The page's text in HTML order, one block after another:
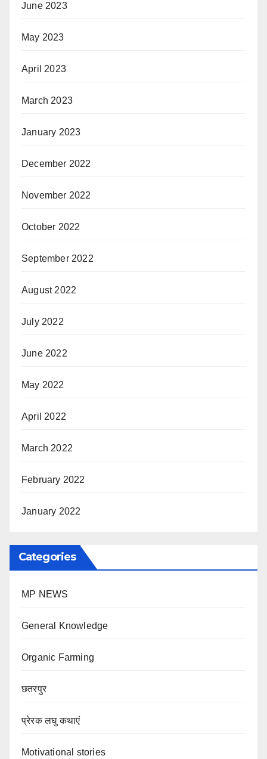
June 2023
May 2023
April 2023
March 2023
January 2023
December 2022
November 2022
October 2022
September 2022
August 2022
July 2022
June 2022
May 2022
April 2022
March 2022
February 2022
January 2022
Categories
MP NEWS
General Knowledge
Organic Farming
छतरपुर
प्रेरक लघु कथाएं
Motivational stories